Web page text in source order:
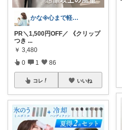
かな𖧷心まで軽くなる暮らしの記録🌿
PR＼1,500円OFF／ 《クリップ
つき ...
￥ 3,480
0 1 86
コレ いいね